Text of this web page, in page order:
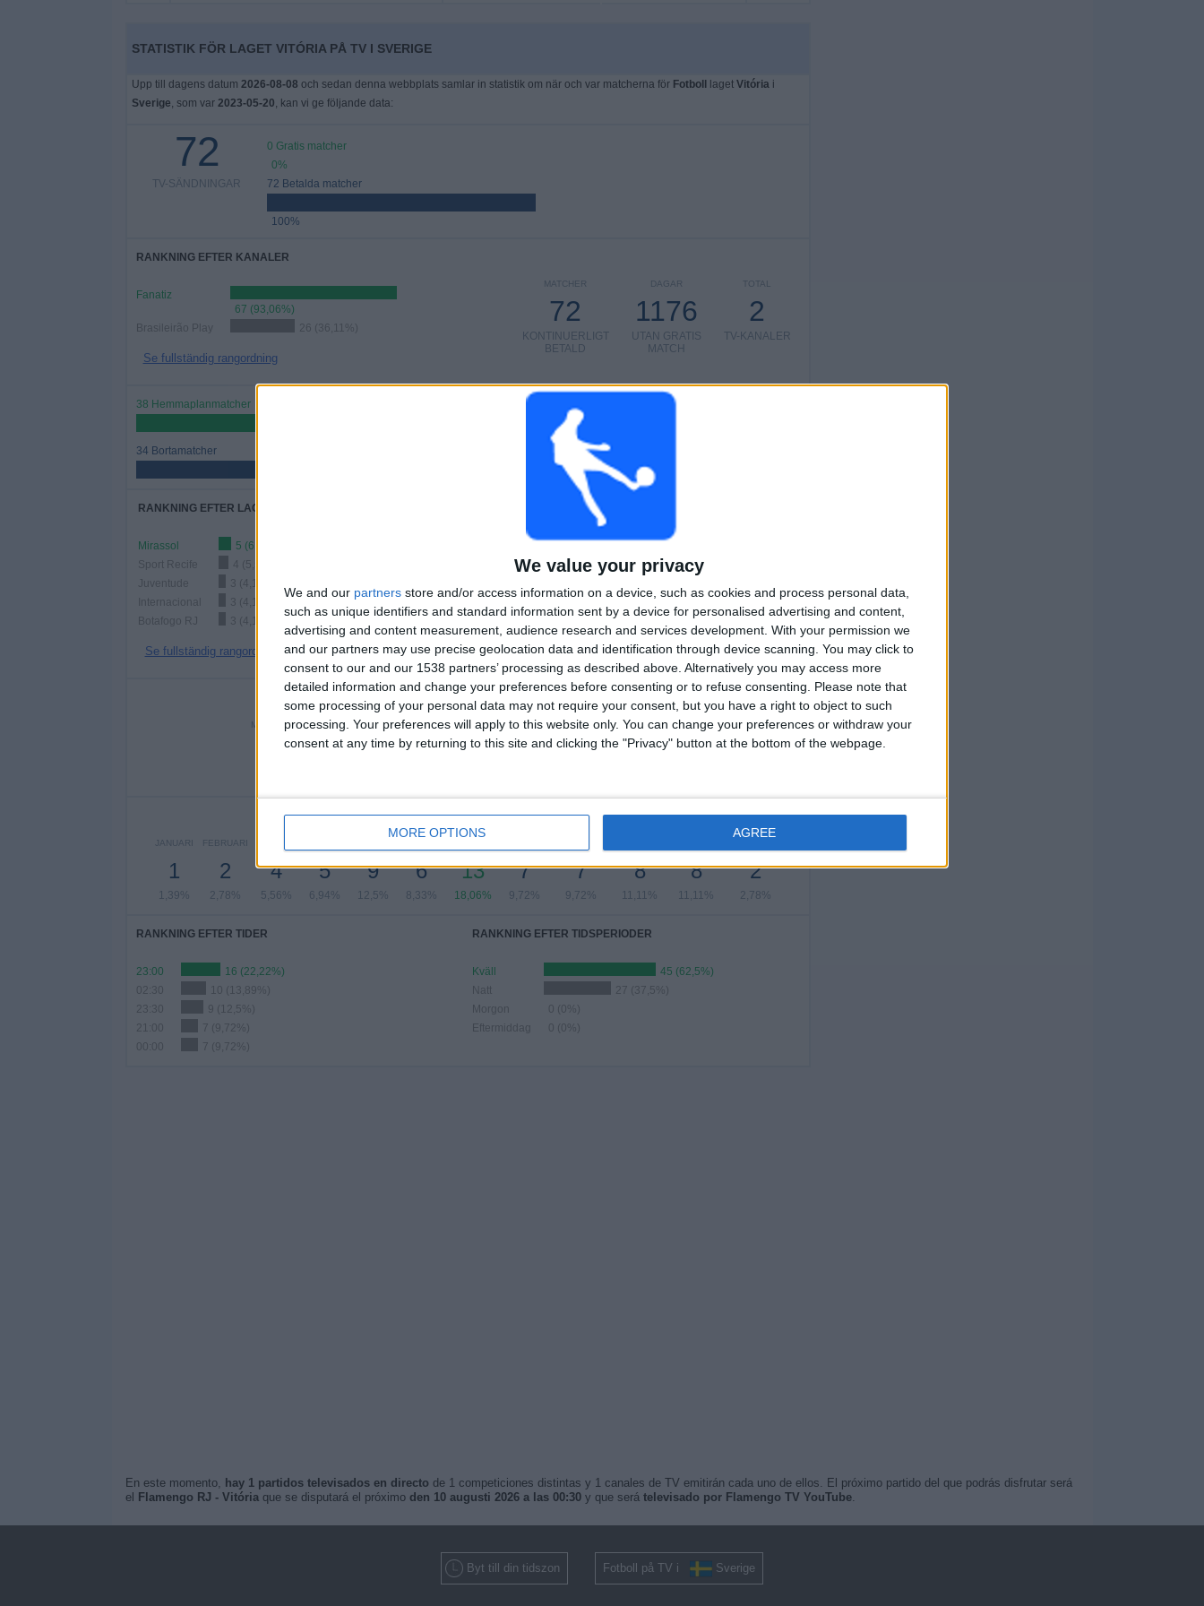
We value your privacy
We and our partners store and/or access information on a device, such as cookies and process personal data,
such as unique identifiers and standard information sent by a device for personalised advertising and content,
advertising and content measurement, audience research and services development. With your permission we
and our partners may use precise geolocation data and identification through device scanning. You may click to
consent to our and our 1538 partners’ processing as described above. Alternatively you may access more
detailed information and change your preferences before consenting or to refuse consenting.
Please note that
some processing of your personal data may not require your consent, but you have a right to object to such
processing. Your preferences will apply to this website only. You can change your preferences or withdraw your
consent at any time by returning to this site and clicking the "Privacy" button at the bottom of the webpage.
MORE OPTIONS AGREE
STATISTIK FÖR LAGET VITÓRIA PÅ TV I SVERIGE
Upp till dagens datum 2026-08-08 och sedan denna webbplats samlar in statistik om när och var matcherna för Fotboll laget Vitóriai
Sverige, som var 2023-05-20, kan vi ge följande data:
72
TV-SÄNDNINGAR
0 Gratis matcher
0%
72 Betalda matcher
100%
RANKNING EFTER KANALER
Fanatiz
67 (93,06%)
Brasileirão Play
26 (36,11%)
Se fullständig rangordning
TOTAL
2
TV-KANALER
DAGAR
1176
UTAN GRATIS
MATCH
MATCHER
72
KONTINUERLIGT
BETALD
38 Hemmaplanmatcher
34 Bortamatcher
VS Mirassol
TOTAL
2
TÄVLINGAR
RANKNING EFTER LAG
Mirassol
5 (6,94%)
Sport Recife
4 (5,56%)
Juventude
3 (4,17%)
Internacional
3 (4,17%)
Botafogo RJ
3 (4,17%)
Se fullständig rangordning
RANKNING EFTER TÄVLINGAR
Serie B Brasilien
26 (36,11%)
Se fullständig rangordning
ANTAL MATCHER PER VECKODAG
MÅNDAG TISDAG
2
ONSDAG
6
TORSDAG
10
FREDAG
5
LÖRDAG
21
SÖNDAG
26
ANTAL MATCHER PER MÅNAD
JANUARI
1
1,39%
FEBRUARI
2
2,78%
4
5,56%
5
6,94%
9
12,5%
6
8,33%
13
18,06%
7
9,72%
7
9,72%
8
11,11%
8
11,11%
2
2,78%
RANKNING EFTER TIDER
23:00
16 (22,22%)
02:30
10 (13,89%)
23:30
9 (12,5%)
21:00
7 (9,72%)
7 (9,72%)
RANKNING EFTER TIDSPERIODER
Kväll
45 (62,5%)
Natt
27 (37,5%)
Morgon
0 (0%)
Eftermiddag
0 (0%)
En este momento, hay 1 partidos televisados en directo de 1 competiciones distintas y 1 canales de TV emitirán cada uno de ellos. El próximo partido del que podrás disfrutar será
el
Flamengo RJ - Vitóriaque se disputará el próximo den 10 augusti 2026 a las 00:30y que será televisado por Flamengo TV YouTube.
Byt till din tidszon Fotboll på TV i Sverige